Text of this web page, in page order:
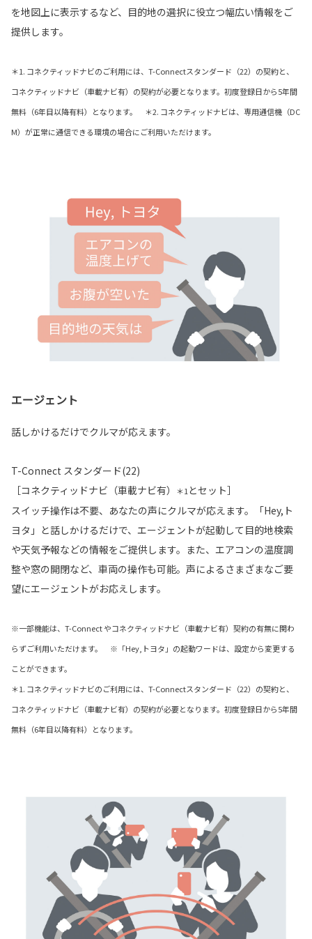
を地図上に表示するなど、目的地の選択に役立つ幅広い情報をご
提供します。
＊1. コネクティッドナビのご利用には、T-Connectスタンダード（22）の契約と、
コネクティッドナビ（車載ナビ有）の契約が必要となります。初度登録日から5年間
無料（6年目以降有料）となります。 ＊2. コネクティッドナビは、専用通信機（DC
M）が正常に通信できる環境の場合にご利用いただけます。
エージェント
話しかけるだけでクルマが応えます。
T-Connect スタンダード(22)
［コネクティッドナビ（車載ナビ有）
＊1 とセット］
スイッチ操作は不要、あなたの声にクルマが応えます。「Hey,ト
ヨタ」と話しかけるだけで、エージェントが起動して目的地検索
や天気予報などの情報をご提供します。また、エアコンの温度調
整や窓の開閉など、車両の操作も可能。声によるさまざまなご要
望にエージェントがお応えします。
※一部機能は、T-Connect やコネクティッドナビ（車載ナビ有）契約の有無に関わ
らずご利用いただけます。 ※「Hey,トヨタ」の起動ワードは、設定から変更する
ことができます。
＊1. コネクティッドナビのご利用には、T-Connectスタンダード（22）の契約と、
コネクティッドナビ（車載ナビ有）の契約が必要となります。初度登録日から5年間
無料（6年目以降有料）となります。